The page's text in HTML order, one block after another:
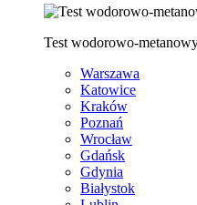
Test wodorowo-
Warszawa
Katowice
Kraków
Poznań
Wrocław
Gdańsk
Gdynia
Białystok